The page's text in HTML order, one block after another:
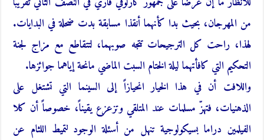
من المهرجان، بحيث بدا كأنهما أنقذا مسابقة بدت ضحلة في البدايات.
لهذا، راحت كل الترجيحات تتجه صوبهما، لتتقاطع مع مزاج لجنة
التحكيم التي كافأتهما ليلة الختام السبت الماضي مانحة إياهما جوائزها.
واللافت أن في هذا الخيار انحيازاً إلى السينما التي تشتغل على
الذهنيات، فتهزّ مسلمات عند المتلقي وتزعزع يقيناً، خصوصاً أن كلا
الفيلمين دراما بسيكولوجية تنهل من أسئلة الوجود لتميط اللثام عن